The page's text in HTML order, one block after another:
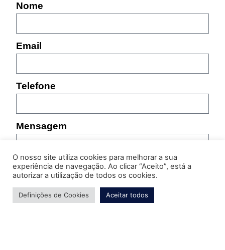
O nosso site utiliza cookies para melhorar a sua
experiência de navegação. Ao clicar “Aceito”, está a
autorizar a utilização de todos os cookies.
Definições de Cookies Aceitar todos
Nome
Email
Telefone
Mensagem
Por favor, indique as características do produto sobre